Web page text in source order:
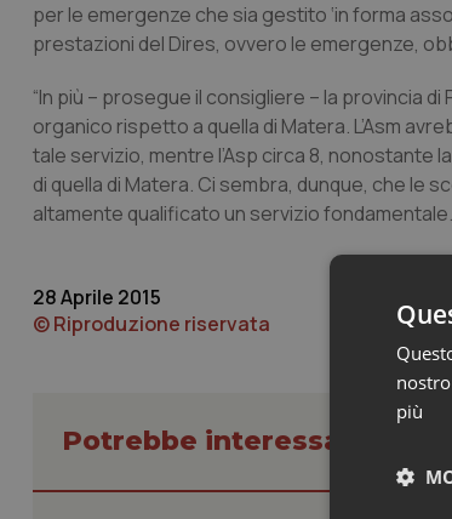
per le emergenze che sia gestito ‘in forma
prestazioni del Dires, ovvero le emergenze,
“In più – prosegue il consigliere – la provincia
organico rispetto a quella di Matera. L’Asm
tale servizio, mentre l’Asp circa 8,
di quella di Matera. Ci sembra, dunque, che le
altamente qualificato un servizio
28 Aprile 2015
© Riproduzione riservata
Potrebbe interessarti in
più